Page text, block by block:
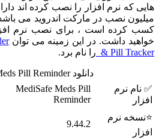
داشت. در این زمینه می توان
& Pill را نام برد.
نرم
MediSafe Meds Pill
Reminder
❤️
نرم
9.44.2
🔥